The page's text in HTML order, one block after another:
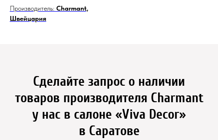
Производитель: Charmant,
Швейцария
Сделайте запрос о наличии
товаров производителя Charmant
у нас в салоне «Viva Decor»
в Саратове